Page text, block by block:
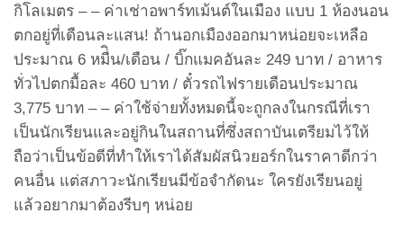
กิโลเมตร – – ค่าเช่าอพาร์ทเม้นต์ในเมือง แบบ 1 ห้องนอน
ตกอยู่ที่เดือนละแสน! ถ้านอกเมืองออกมาหน่อยจะเหลือ
ประมาณ 6 หมื่ิน/เดือน / บิ๊กแมคอันละ 249 บาท / อาหาร
ทั่วไปตกมื้อละ 460 บาท / ตั๋วรถไฟรายเดือนประมาณ
3,775 บาท – – ค่าใช้จ่ายทั้งหมดนี้จะถูกลงในกรณีที่เรา
เป็นนักเรียนและอยู่กินในสถานที่ซึ่งสถาบันเตรียมไว้ให้
ถือว่าเป็นข้อดีที่ทำให้เราได้สัมผัสนิวยอร์กในราคาดีกว่า
คนอื่น แต่สภาวะนักเรียนมีข้อจำกัดนะ ใครยังเรียนอยู่
แล้วอยากมาต้องรีบๆ หน่อย